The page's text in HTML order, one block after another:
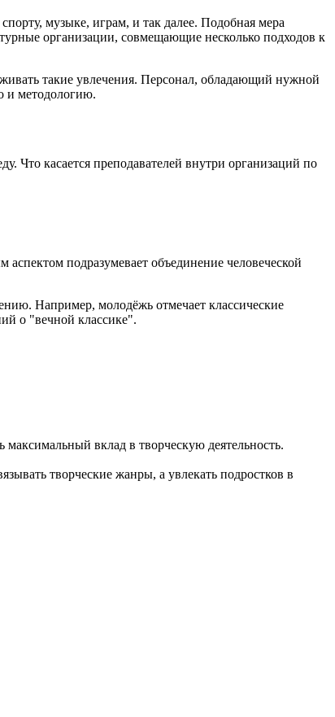
музыке, играм, и так далее. Подобная мера
организации, совмещающие несколько подходов к
такие увлечения. Персонал, обладающий нужной
и методологию.
касается преподавателей внутри организаций по
подразумевает объединение человеческой
Например, молодёжь отмечает классические
о "вечной классике".
вклад в творческую деятельность.
творческие жанры, а увлекать подростков в